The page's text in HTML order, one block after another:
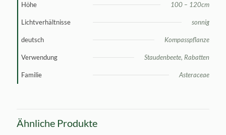
Höhe 100 – 120cm
Lichtverhältnisse sonnig
deutsch Kompasspflanze
Verwendung Staudenbeete, Rabatten
Familie Asteraceae
Ähnliche Produkte